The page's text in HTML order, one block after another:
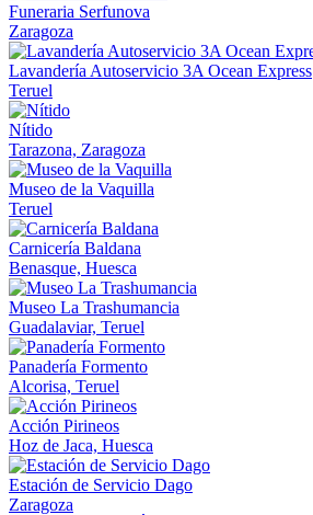
Funeraria Serfunova
Zaragoza
Lavandería Autoservicio 3A Ocean Express
Teruel
Nítido
Tarazona, Zaragoza
Museo de la Vaquilla
Teruel
Carnicería Baldana
Benasque, Huesca
Museo La Trashumancia
Guadalaviar, Teruel
Panadería Formento
Alcorisa, Teruel
Acción Pirineos
Hoz de Jaca, Huesca
Estación de Servicio Dago
Zaragoza